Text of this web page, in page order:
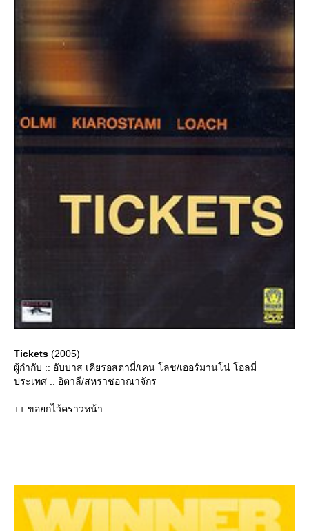
Tickets (2005)
ผู้กำกับ :: อับบาส เคียรอสตามี่/เคน โลช/เออร์มานโน่ โอลมี่
ประเทศ :: อิตาลี/สหราชอาณาจักร
++ ขอยกไว้คราวหน้า